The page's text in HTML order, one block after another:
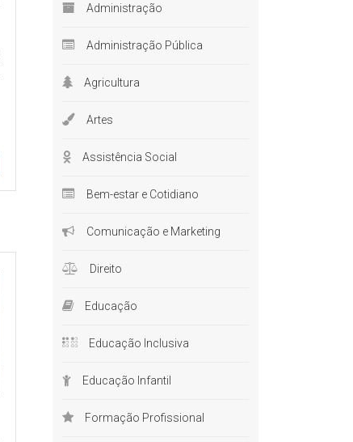
Administração
Administração Pública
Agricultura
Artes
Assistência Social
Bem-estar e Cotidiano
Comunicação e Marketing
Direito
Educação
Educação Inclusiva
Educação Infantil
Formação Profissional